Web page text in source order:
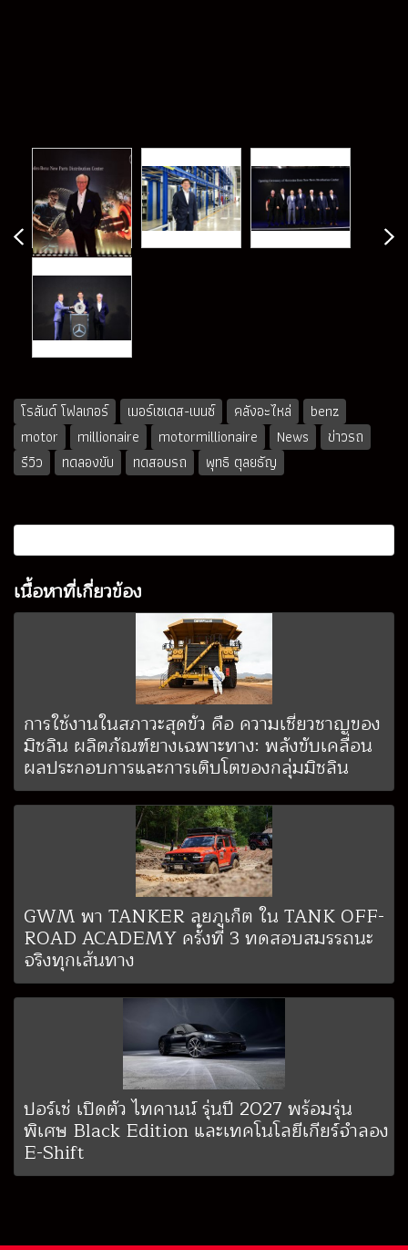
โรลันด์ โฟลเกอร์ เมอร์เซเดส-เบนซ์ คลังอะไหล่
benz
motor
millionaire motormillionaire News
ข่าวรถ
รีวิว
ทดลองขับ ทดสอบรถ พุทธิ ตุลยธัญ
เนื้อหาที่เกี่ยวข้อง
การใช้งานในสภาวะสุดขั้ว คือ ความเชี่ยวชาญของ
มิชลิน ผลิตภัณฑ์ยางเฉพาะทาง: พลังขับเคลื่อน
ผลประกอบการและการเติบโตของกลุ่มมิชลิน
GWM พา TANKER ลุยภูเก็ต ใน TANK OFF-
ROAD ACADEMY ครั้งที่ 3 ทดสอบสมรรถนะ
จริงทุกเส้นทาง
ปอร์เช่ เปิดตัว ไทคานน์ รุ่นปี 2027 พร้อมรุ่น
พิเศษ Black Edition และเทคโนโลยีเกียร์จำลอง
E-Shift